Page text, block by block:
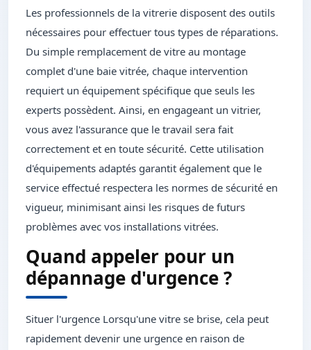
Les professionnels de la vitrerie disposent des outils
nécessaires pour effectuer tous types de réparations.
Du simple remplacement de vitre au montage
complet d'une baie vitrée, chaque intervention
requiert un équipement spécifique que seuls les
experts possèdent. Ainsi, en engageant un vitrier,
vous avez l'assurance que le travail sera fait
correctement et en toute sécurité. Cette utilisation
d'équipements adaptés garantit également que le
service effectué respectera les normes de sécurité en
vigueur, minimisant ainsi les risques de futurs
problèmes avec vos installations vitrées.
Quand appeler pour un
dépannage d'urgence ?
Situer l'urgence Lorsqu'une vitre se brise, cela peut
rapidement devenir une urgence en raison de